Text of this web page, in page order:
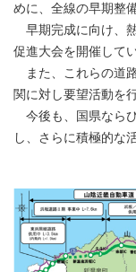
めに、全線の早期整
早期完成に向け、
促進大会を開催して
また、これらの道
関に対し要望活動を
今後も、国県なら
し、さらに積極的な